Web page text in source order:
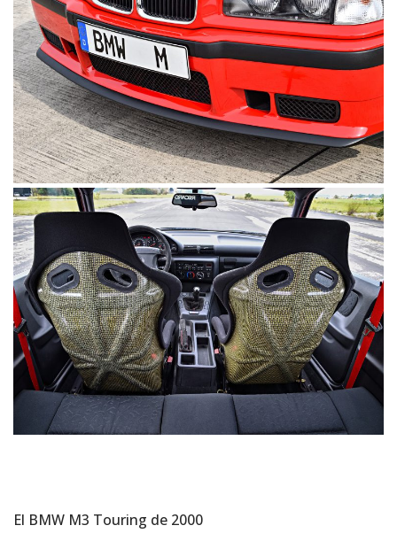
El BMW M3 Touring de 2000